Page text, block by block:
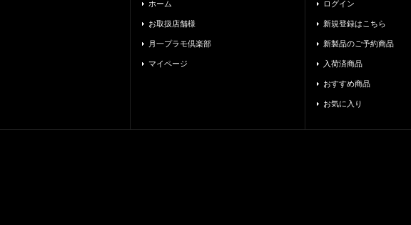
ホーム
お取扱店舗様
月一プラモ倶楽部
マイページ
ログイン
新規登録はこちら
新製品のご予約商品
入荷済商品
おすすめ商品
お気に入り